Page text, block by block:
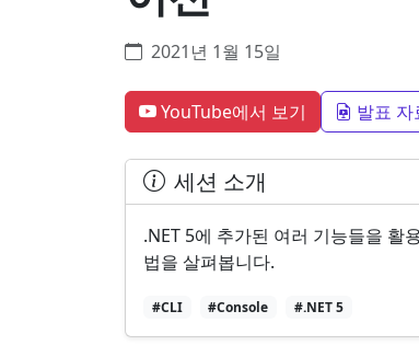
2021년 1월 15일
YouTube에서 보기 발표 자
세션 소개
.NET 5에 추가된 여러 기능들을 활
법을 살펴봅니다.
#CLI #Console #.NET 5